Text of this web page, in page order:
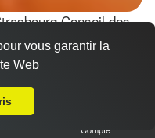
Conseil des
Compte
vous garantir la
Web